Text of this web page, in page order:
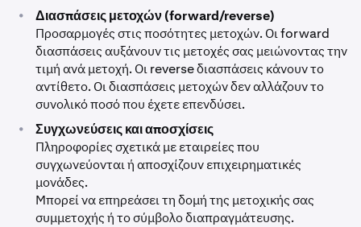
•
Διασπάσεις μετοχών (forward/reverse)
Προσαρμογές στις ποσότητες μετοχών. Οι forward
διασπάσεις αυξάνουν τις μετοχές σας μειώνοντας την
τιμή ανά μετοχή. Οι reverse διασπάσεις κάνουν το
αντίθετο. Οι διασπάσεις μετοχών δεν αλλάζουν το
συνολικό ποσό που έχετε επενδύσει.
•
Συγχωνεύσεις και αποσχίσεις
Πληροφορίες σχετικά με εταιρείες που
συγχωνεύονται ή αποσχίζουν επιχειρηματικές
μονάδες.
Μπορεί να επηρεάσει τη δομή της μετοχικής σας
συμμετοχής ή το σύμβολο διαπραγμάτευσης.